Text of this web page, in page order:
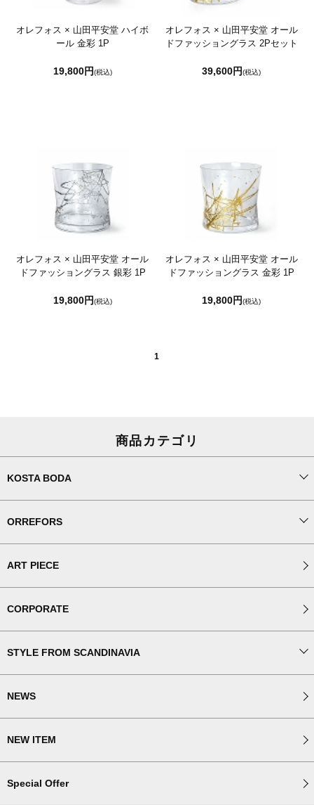
オレフォス × 山田平安堂 ハイボ
ール 金彩 1P
19,800円(税込)
オレフォス × 山田平安堂 オール
ドファッショングラス 2Pセット
39,600円(税込)
オレフォス × 山田平安堂 オール
ドファッショングラス 銀彩 1P
19,800円(税込)
オレフォス × 山田平安堂 オール
ドファッショングラス 金彩 1P
19,800円(税込)
1
商品カテゴリ
KOSTA BODA
ORREFORS
ART PIECE
CORPORATE
STYLE FROM SCANDINAVIA
NEWS
NEW ITEM
Special Offer